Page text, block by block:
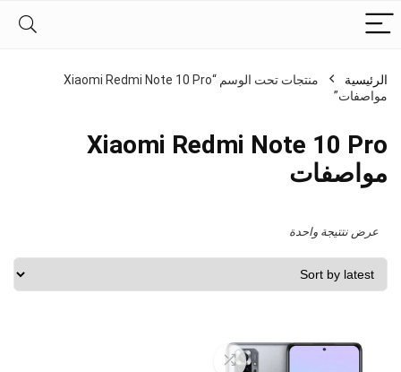
الرئيسية
منتجات تحت الوسم “Xiaomi Redmi Note 10 Pro
مواصفات”
Xiaomi Redmi Note 10 Pro
مواصفات
عرض نتتيجة واحدة